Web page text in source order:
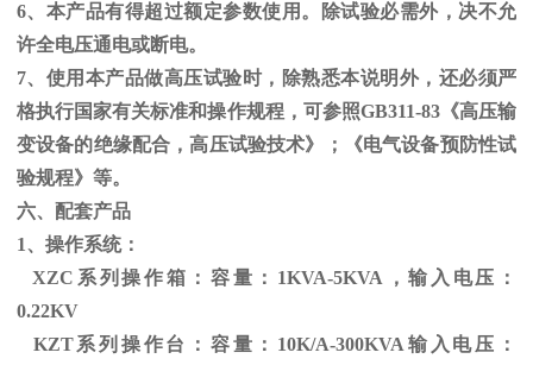
6、本产品有得超过额定参数使用。除试验必需外，决不允
许全电压通电或断电。
7、使用本产品做高压试验时，除熟悉本说明外，还必须严
格执行国家有关标准和操作规程，可参照GB311-83《高压输
变设备的绝缘配合，高压试验技术》；《电气设备预防性试
验规程》等。
六、配套产品
1、操作系统：
XZC系列操作箱：容量： 1KVA-5KVA ，输入电压：
0.22KV
KZT系列操作台：容量： 10K/A-300KVA 输入电压：